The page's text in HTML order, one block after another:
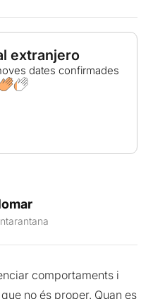
extranjero
dates confirmades
comportaments i
no és proper. Quan es